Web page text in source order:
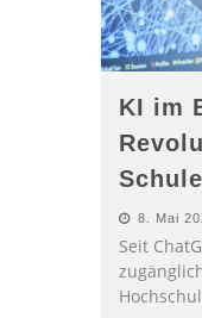
KI im
8. Mai
Seit